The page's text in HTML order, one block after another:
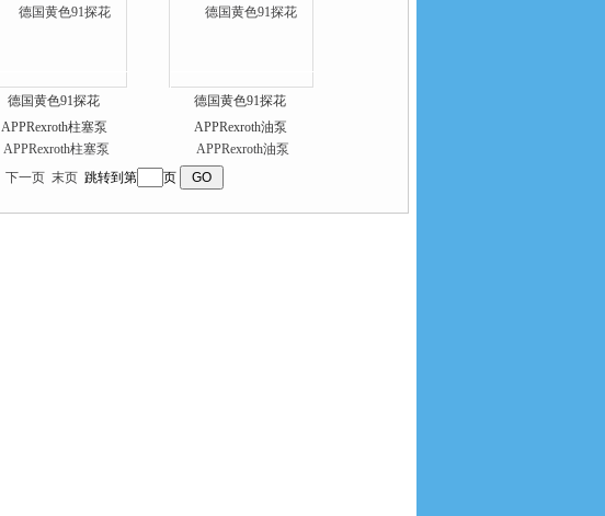
德国黄色91探花
APPRexroth柱塞泵
德国黄色91探花
APPRexroth油泵
下一页 末页 跳转到第 页